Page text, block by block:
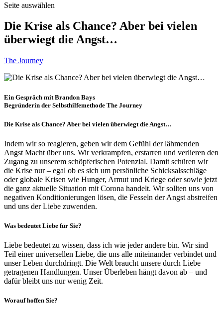
Seite auswählen
Die Krise als Chance? Aber bei vielen
überwiegt die Angst…
The Journey
Ein Gespräch mit Brandon Bays
Begründerin der Selbsthilfemethode The Journey
Die Krise als Chance? Aber bei vielen überwiegt die Angst…
Indem wir so reagieren, geben wir dem Gefühl der lähmenden
Angst Macht über uns. Wir verkrampfen, erstarren und verlieren den
Zugang zu unserem schöpferischen Potenzial. Damit schüren wir
die Krise nur – egal ob es sich um persönliche Schicksalsschläge
oder globale Krisen wie Hunger, Armut und Kriege oder sowie jetzt
die ganz aktuelle Situation mit Corona handelt. Wir sollten uns von
negativen Konditionierungen lösen, die Fesseln der Angst abstreifen
und uns der Liebe zuwenden.
Was bedeutet Liebe für Sie?
Liebe bedeutet zu wissen, dass ich wie jeder andere bin. Wir sind
Teil einer universellen Liebe, die uns alle miteinander verbindet und
unser Leben durchdringt. Die Welt braucht unsere durch Liebe
getragenen Handlungen. Unser Überleben hängt davon ab – und
dafür bleibt uns nur wenig Zeit.
Worauf hoffen Sie?